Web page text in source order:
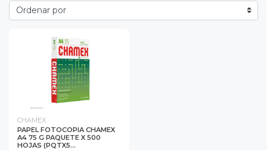
CHAMEX
PAPEL FOTOCOPIA CHAMEX
A4 75 G PAQUETE X 500
HOJAS (PQTX5...